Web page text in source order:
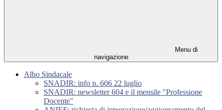
Menu di
navigazione
Albo Sindacale
SNADIR: info n. 606 22 luglio
SNADIR: newsletter 604 e il mensile "Professione
Docente"